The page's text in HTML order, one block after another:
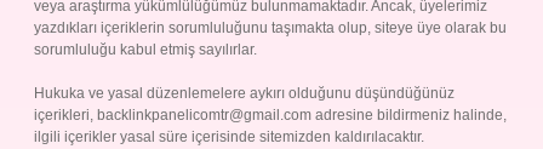
veya araştırma yükümlülüğümüz bulunmamaktadır. Ancak, üyelerimiz
yazdıkları içeriklerin sorumluluğunu taşımakta olup, siteye üye olarak bu
sorumluluğu kabul etmiş sayılırlar.
Hukuka ve yasal düzenlemelere aykırı olduğunu düşündüğünüz
içerikleri, backlinkpanelicomtr@gmail.com adresine bildirmeniz halinde,
ilgili içerikler yasal süre içerisinde sitemizden kaldırılacaktır.